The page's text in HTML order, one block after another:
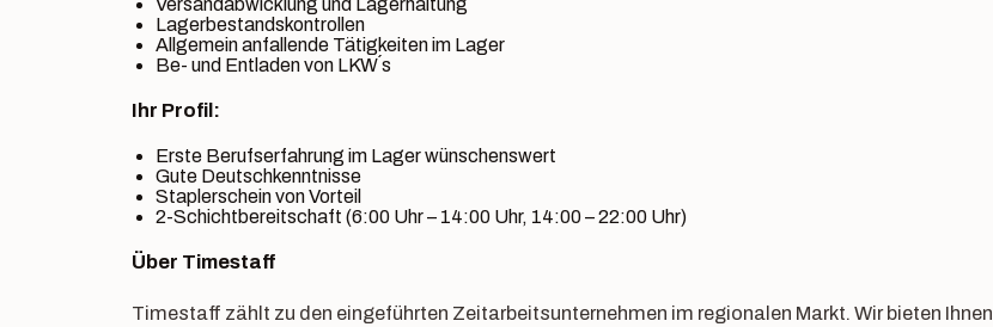
Versandabwicklung und Lagerhaltung
Lagerbestandskontrollen
Allgemein anfallende Tätigkeiten im Lager
Be- und Entladen von LKW´s
Ihr Profil:
Erste Berufserfahrung im Lager wünschenswert
Gute Deutschkenntnisse
Staplerschein von Vorteil
2-Schichtbereitschaft (6:00 Uhr – 14:00 Uhr, 14:00 – 22:00 Uhr)
Über Timestaff
Timestaff zählt zu den eingeführten Zeitarbeitsunternehmen im regionalen Markt. Wir bieten Ihnen